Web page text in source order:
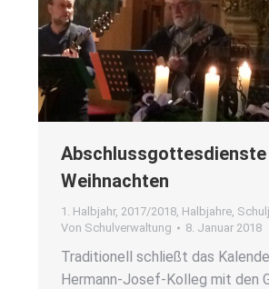
Weih­nach­ten
1. Halbjahr, 2017/2018 Halbjahre
Von Schulverwaltung 8. Januar 2018
Tra­di­tio­nell schließt das
Her­­mann-Josef-Kol­­leg mit den